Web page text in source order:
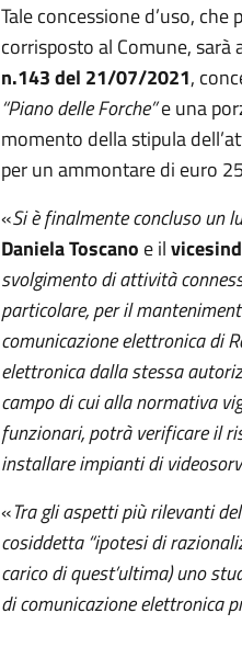
Tale concessione d’uso,
corrisposto al Comune, sarà
n.143 del 21/07/2021,
“Piano delle Forche”e una
momento della stipula
per un ammontare di euro
«Si è finalmente concluso un
Daniela Toscano e il
svolgimento di attività
particolare, per il
comunicazione elettronica di
elettronica dalla stessa
campo di cui alla normativa
funzionari, potrà verificare il
installare impianti di
«Tra gli aspetti più rilevanti
cosiddetta “ipotesi di
carico di quest’ultima) uno
di comunicazione elettronica